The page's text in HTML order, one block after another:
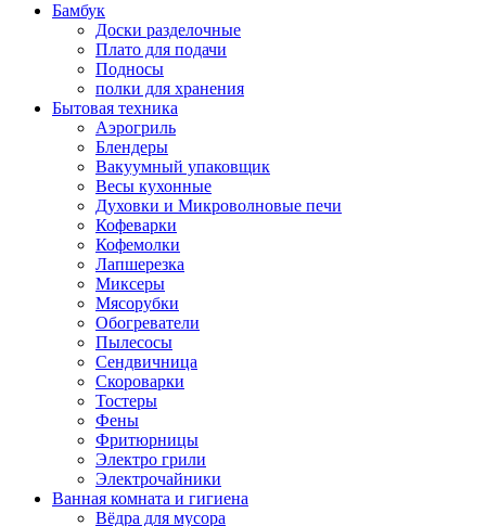
Бамбук
Доски разделочные
Плато для подачи
Подносы
полки для хранения
Бытовая техника
Аэрогриль
Блендеры
Вакуумный упаковщик
Весы кухонные
Духовки и Микроволновые печи
Кофеварки
Кофемолки
Лапшерезка
Миксеры
Мясорубки
Обогреватели
Пылесосы
Сендвичница
Скороварки
Тостеры
Фены
Фритюрницы
Электро грили
Электрочайники
Ванная комната и гигиена
Вёдра для мусора